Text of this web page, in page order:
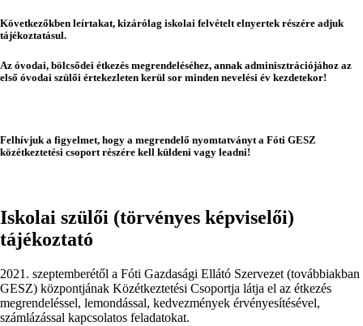
Következőkben leírtakat, kizárólag iskolai felvételt elnyertek részére adjuk
tájékoztatásul.
Az óvodai, bölcsődei étkezés megrendeléséhez, annak adminisztrációjához az
első óvodai szülői értekezleten kerül sor minden nevelési év kezdetekor!
Felhívjuk a figyelmet, hogy a megrendelő nyomtatványt a Fóti GESZ
közétkeztetési csoport részére kell küldeni vagy leadni!
Iskolai szülői (törvényes képviselői)
tájékoztató
2021. szeptemberétől a Fóti Gazdasági Ellátó Szervezet (továbbiakban
GESZ) központjának Közétkeztetési Csoportja látja el az étkezés
megrendeléssel, lemondással, kedvezmények érvényesítésével,
számlázással kapcsolatos feladatokat.